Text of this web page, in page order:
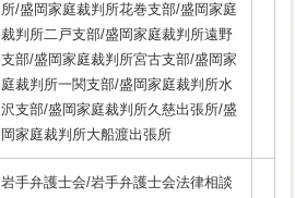
所/盛岡家庭裁判所花巻支部/盛岡家庭
裁判所二戸支部/盛岡家庭裁判所遠野
支部/盛岡家庭裁判所宮古支部/盛岡家
庭裁判所一関支部/盛岡家庭裁判所水
沢支部/盛岡家庭裁判所久慈出張所/盛
岡家庭裁判所大船渡出張所
岩手弁護士会/岩手弁護士会法律相談